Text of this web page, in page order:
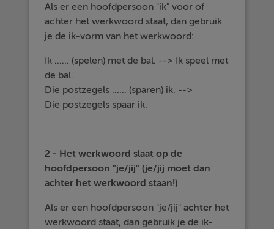
Als er een hoofdpersoon "ik" voor of
achter het werkwoord staat, dan gebruik
je de ik-vorm van het werkwoord:
Ik ...... (spelen) met de bal. --> Ik speel met
de bal.
Die postzegels ...... (sparen) ik. -->
Die postzegels spaar ik.
2 - Het werkwoord slaat op de
hoofdpersoon "je/jij" (je/jij moet dan
achter het werkwoord staan!)
Als er een hoofdpersoon "je/jij"achter het
werkwoord staat, dan gebruik je de ik-